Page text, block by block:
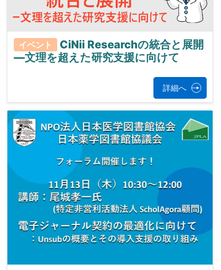
イベント
CiNii Researchの統合と展開
―文理を超えた研究支援に向けて
詳細へ